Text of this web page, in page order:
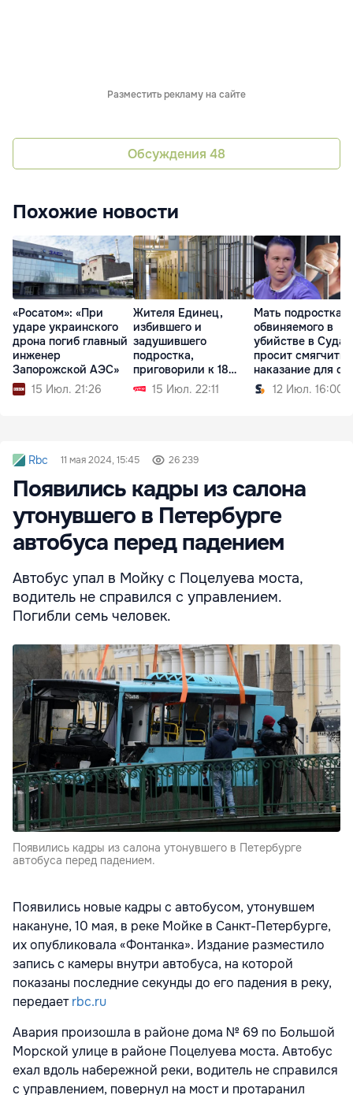
Разместить рекламу на сайте
Обсуждения 48
Похожие новости
«Росатом»: «При
ударе украинского
дрона погиб главный
инженер
Запорожской АЭС»
15 Июл. 21:26
Жителя Единец,
избившего и
задушившего
подростка,
приговорили к 18
годам тюрьмы
15 Июл. 22:11
Мать подростка,
обвиняемого в
убийстве в
просит смягчить
наказание для
12 Июл. 16:00
Rbc 11 мая 2024, 15:45 26 239
Появились кадры из салона
утонувшего в Петербурге
автобуса перед падением
Автобус упал в Мойку с Поцелуева моста,
водитель не справился с управлением.
Погибли семь человек.
Появились кадры из салона утонувшего в Петербурге
автобуса перед падением.
Появились новые кадры с автобусом, утонувшем
накануне, 10 мая, в реке Мойке в Санкт-Петербурге,
их опубликовала «Фонтанка». Издание разместило
запись с камеры внутри автобуса, на которой
показаны последние секунды до его падения в реку,
передаетrbc.ru
Авария произошла в районе дома № 69 по Большой
Морской улице в районе Поцелуева моста. Автобус
ехал вдоль набережной реки, водитель не справился
с управлением, повернул на мост и протаранил